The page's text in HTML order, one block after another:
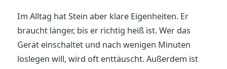
Im Alltag hat Stein aber klare Eigenheiten. Er
braucht länger, bis er richtig heiß ist. Wer das
Gerät einschaltet und nach wenigen Minuten
loslegen will, wird oft enttäuscht. Außerdem ist